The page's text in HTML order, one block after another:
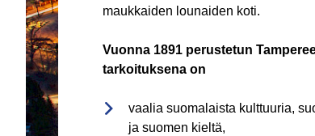
maukkaiden lounaiden koti.
Vuonna 1891 perustetun
tarkoituksena on
vaalia suomalaista kulttuuria,
ja suomen kieltä,